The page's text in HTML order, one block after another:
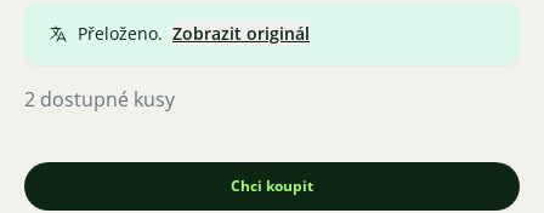
Přeloženo. Zobrazit originál
2 dostupné kusy
Chci koupit